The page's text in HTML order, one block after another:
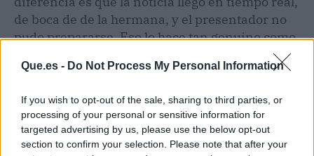
Que.es - Do Not Process My Personal Information
If you wish to opt-out of the sale, sharing to third parties, or
processing of your personal or sensitive information for
targeted advertising by us, please use the below opt-out
section to confirm your selection. Please note that after your
de boca de de la hermana, y el presentador no
pudo prepararse. Eso lo hace tan genuino como
salva vidas. Esta noche, al menos, sí ha salvado
un recuerdo. El silencio de 'La Revuelta' será lo
más sonoro que nos llevamos de esta